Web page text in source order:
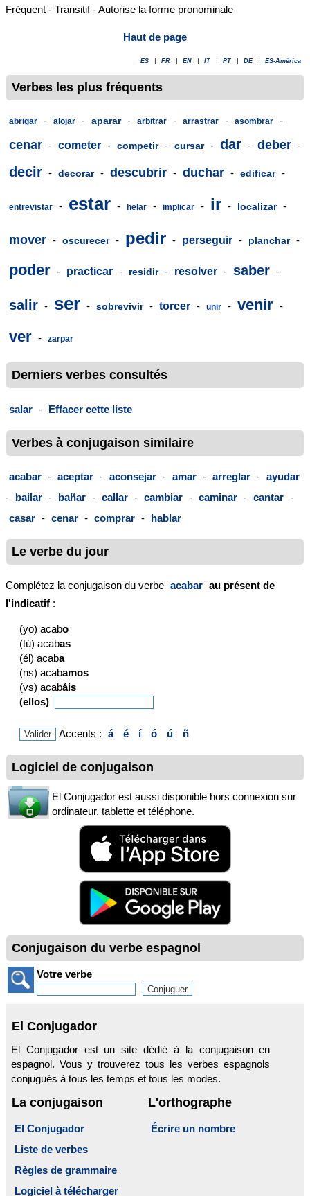
Fréquent - Transitif - Autorise la forme pronominale
Haut de page
ES FR EN IT PT DE ES-América
Verbes les plus fréquents
abrigar - alojar - aparar - arbitrar - arrastrar - asombrar -
cenar - cometer - competir - cursar - dar - deber -
decir - decorar - descubrir - duchar - edificar -
entrevistar - estar - helar - implicar - ir - localizar -
mover - oscurecer - pedir - perseguir - planchar -
poder - practicar - residir - resolver - saber -
salir - ser - sobrevivir - torcer - unir - venir -
ver - zarpar
Derniers verbes consultés
salar - Effacer cette liste
Verbes à conjugaison similaire
acabar - aceptar - aconsejar - amar - arreglar - ayudar
- bailar - bañar - callar - cambiar - caminar - cantar -
casar - cenar - comprar - hablar
Le verbe du jour
Complétez la conjugaison du verbe acabar au présent de
l'indicatif :
(yo) acabo
(tú) acabas
(él) acaba
(ns) acabamos
(vs) acabáis
(ellos)
Accents : á é í ó ú ñ
Logiciel de conjugaison
El Conjugador est aussi disponible hors connexion sur
ordinateur, tablette et téléphone.
Conjugaison du verbe espagnol
Votre verbe
El Conjugador
El Conjugador est un site dédié à la conjugaison en
espagnol. Vous y trouverez tous les verbes espagnols
conjugués à tous les temps et tous les modes.
La conjugaison
El Conjugador
Liste de verbes
Règles de grammaire
Logiciel à télécharger
L'orthographe
Écrire un nombre